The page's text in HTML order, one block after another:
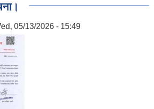
05/13/2026 - 15:49